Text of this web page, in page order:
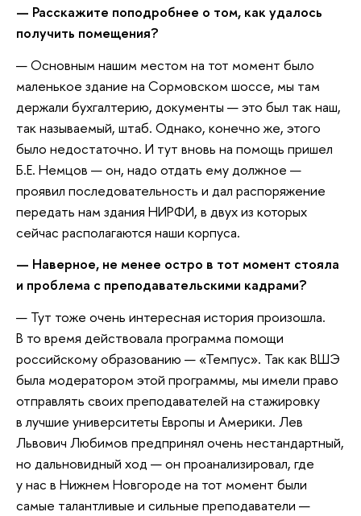
— Расскажите поподробнее о том, как удалось
получить помещения?
— Основным нашим местом на тот момент было
маленькое здание на Сормовском шоссе, мы там
держали бухгалтерию, документы — это был так наш,
так называемый, штаб. Однако, конечно же, этого
было недостаточно. И тут вновь на помощь пришел
Б.Е. Немцов — он, надо отдать ему должное —
проявил последовательность и дал распоряжение
передать нам здания НИРФИ, в двух из которых
сейчас располагаются наши корпуса.
— Наверное, не менее остро в тот момент стояла
и проблема с преподавательскими кадрами?
— Тут тоже очень интересная история произошла.
В то время действовала программа помощи
российскому образованию — «Темпус». Так как ВШЭ
была модератором этой программы, мы имели право
отправлять своих преподавателей на стажировку
в лучшие университеты Европы и Америки. Лев
Львович Любимов предпринял очень нестандартный,
но дальновидный ход — он проанализировал, где
у нас в Нижнем Новгороде на тот момент были
самые талантливые и сильные преподаватели —